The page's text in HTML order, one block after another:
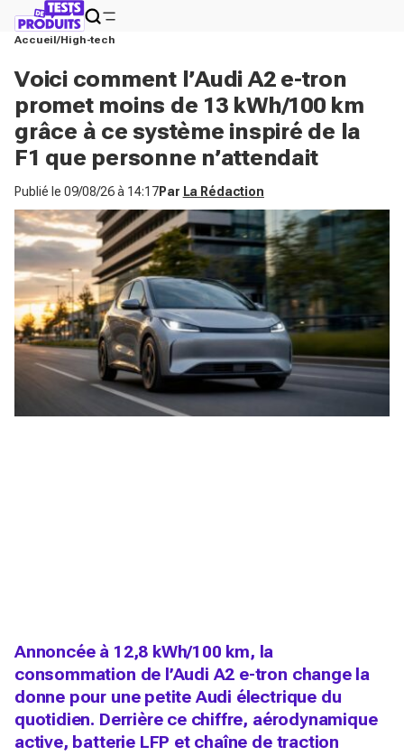
Accueil High-tech
Voici comment l’Audi A2 e-tron
promet moins de 13 kWh/100 km
grâce à ce système inspiré de la
F1 que personne n’attendait
Publié le 09/08/26 à 14:17Par La Rédaction
Annoncée à 12,8 kWh/100 km, la
consommation de l’Audi A2 e-tron change la
donne pour une petite Audi électrique du
quotidien. Derrière ce chiffre, aérodynamique
active, batterie LFP et chaîne de traction